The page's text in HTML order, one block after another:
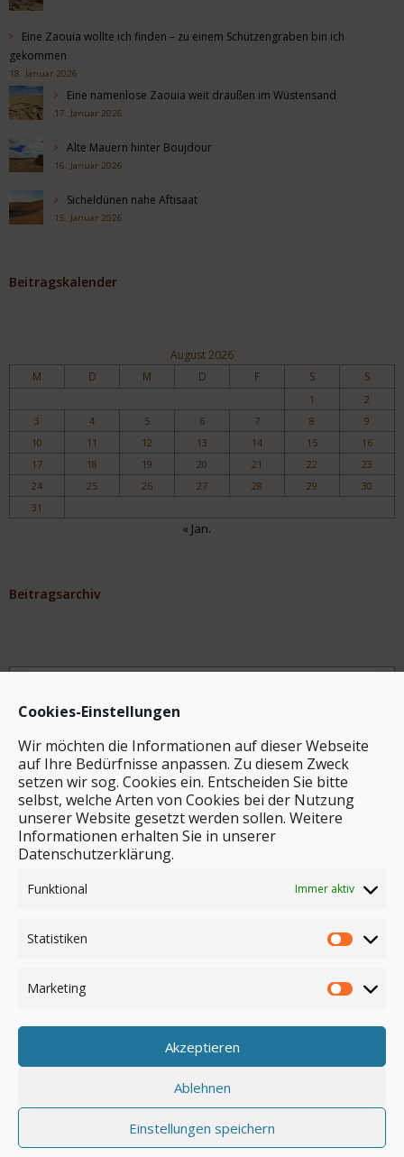
Cookies-Einstellungen
Wir möchten die Informationen auf dieser Webseite
auf Ihre Bedürfnisse anpassen. Zu diesem Zweck
setzen wir sog. Cookies ein. Entscheiden Sie bitte
selbst, welche Arten von Cookies bei der Nutzung
unserer Website gesetzt werden sollen. Weitere
Informationen erhalten Sie in unserer
Datenschutzerklärung.
Funktional Immer aktiv
Statistiken
Marketing
Akzeptieren
Ablehnen
Einstellungen speichern
Eine Zaouia wollte ich finden – zu einem Schützengraben bin ich
gekommen
18. Januar 2026
Eine namenlose Zaouia weit draußen im Wüstensand
17. Januar 2026
Alte Mauern hinter Boujdour
16. Januar 2026
Sicheldünen nahe Aftisaat
15. Januar 2026
Beitragskalender
August 2026
M D M D F S S
1
2
3
4 5 6 7 8
9
10
11 12 13 14 15
16
17
18 19 20 21 22
23
24
25 26 27 28 29
30
31
« Jan.
Beitragsarchiv
Archiv
Stichwortsuche
Anmelden
© by safar-reiseblog.de